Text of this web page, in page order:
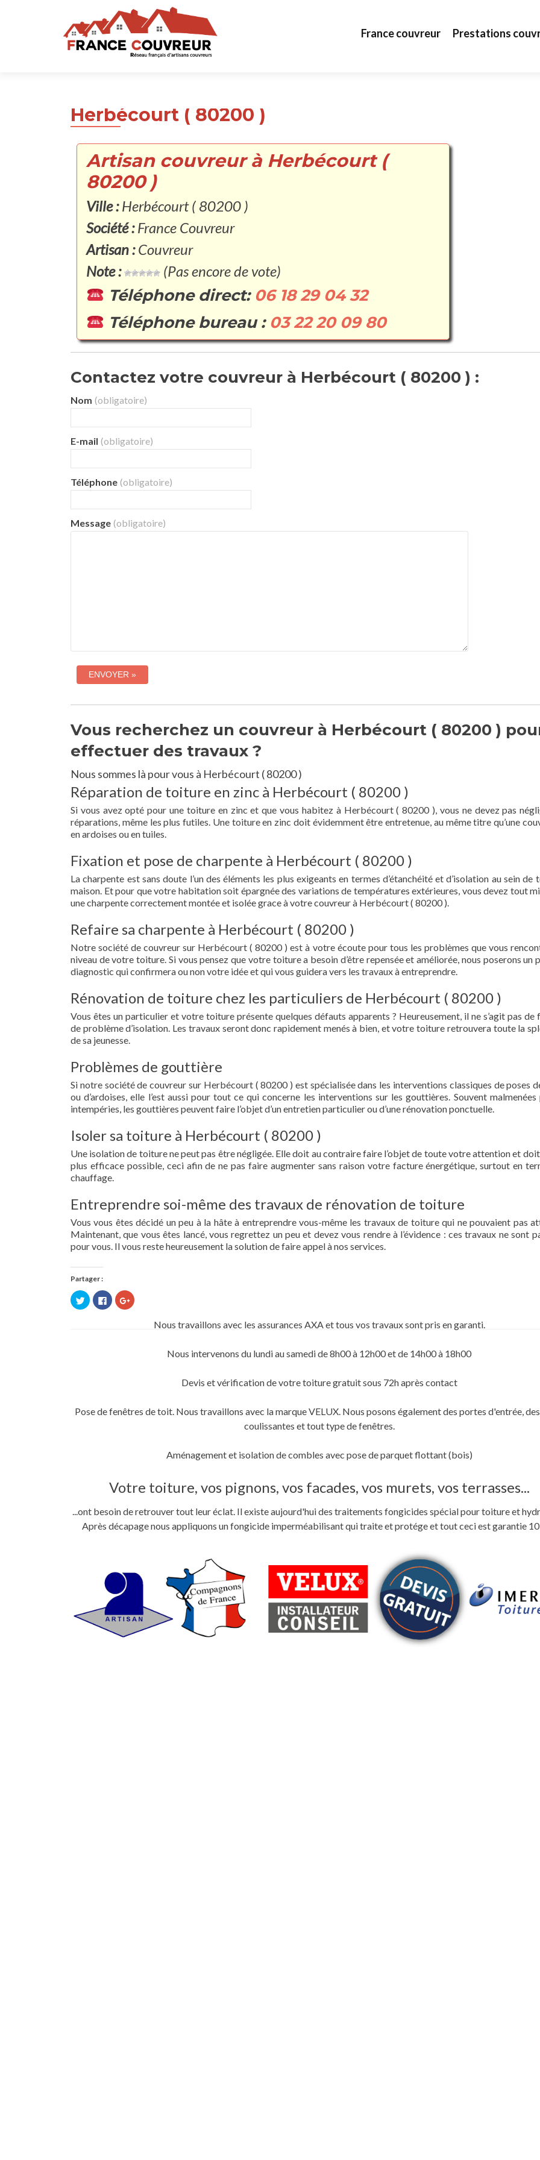
France couvreur Prestations
Herbécourt ( 80200 )
Artisan couvreur à Herbécourt (
80200 )
Ville :Herbécourt ( 80200 )
Société :France Couvreur
Artisan :Couvreur
Note :
(Pas encore de vote)
Téléphone direct: 06 18 29 04 32
Téléphone bureau : 03 22 20 09 80
Contactez votre couvreur à Herbécourt ( 80200 ) :
Nom (obligatoire)
E-mail (obligatoire)
Téléphone (obligatoire)
Message (obligatoire)
Vous recherchez un couvreur à Herbécourt ( 80200 )
effectuer des travaux ?
Nous sommes là pour vous à Herbécourt ( 80200 )
Réparation de toiture en zinc à Herbécourt ( 80200 )
Si vous avez opté pour une toiture en zinc et que vous habitez à Herbécourt ( 80200 ), vous ne devez pas
réparations, même les plus futiles. Une toiture en zinc doit évidemment être entretenue, au même titre qu’une
en ardoises ou en tuiles.
Fixation et pose de charpente à Herbécourt ( 80200 )
La charpente est sans doute l’un des éléments les plus exigeants en termes d’étanchéité et d’isolation au sein de
maison. Et pour que votre habitation soit épargnée des variations de températures extérieures, vous devez tout
une charpente correctement montée et isolée grace à votre couvreur à Herbécourt ( 80200 ).
Refaire sa charpente à Herbécourt ( 80200 )
Notre société de couvreur sur Herbécourt ( 80200 ) est à votre écoute pour tous les problèmes que vous
niveau de votre toiture. Si vous pensez que votre toiture a besoin d’être repensée et améliorée, nous poserons un
diagnostic qui confirmera ou non votre idée et qui vous guidera vers les travaux à entreprendre.
Rénovation de toiture chez les particuliers de Herbécourt ( 80200 )
Vous êtes un particulier et votre toiture présente quelques défauts apparents ? Heureusement, il ne s’agit pas de
de problème d’isolation. Les travaux seront donc rapidement menés à bien, et votre toiture retrouvera toute la
de sa jeunesse.
Problèmes de gouttière
Si notre société de couvreur sur Herbécourt ( 80200 ) est spécialisée dans les interventions classiques de poses
ou d’ardoises, elle l’est aussi pour tout ce qui concerne les interventions sur les gouttières. Souvent malmenées
intempéries, les gouttières peuvent faire l’objet d’un entretien particulier ou d’une rénovation ponctuelle.
Isoler sa toiture à Herbécourt ( 80200 )
Une isolation de toiture ne peut pas être négligée. Elle doit au contraire faire l’objet de toute votre attention et
plus efficace possible, ceci afin de ne pas faire augmenter sans raison votre facture énergétique, surtout en
chauffage.
Entreprendre soi-même des travaux de rénovation de toiture
Vous vous êtes décidé un peu à la hâte à entreprendre vous-même les travaux de toiture qui ne pouvaient pas
Maintenant, que vous êtes lancé, vous regrettez un peu et devez vous rendre à l’évidence : ces travaux ne sont
pour vous. Il vous reste heureusement la solution de faire appel à nos services.
Partager :
Cliquez
pour
partager
Cliquez
pour
partager
Facebook(ouvre
Cliquez
pour
Google+Nous travaillons avec les assurances AXA et tous vos travaux sont pris en garanti.
Nous intervenons du lundi au samedi de 8h00 à 12h00 et de 14h00 à 18h00
Devis et vérification de votre toiture gratuit sous 72h après contact
Pose de fenêtres de toit. Nous travaillons avec la marque VELUX. Nous posons également des portes d'entrée,
coulissantes et tout type de fenêtres.
Aménagement et isolation de combles avec pose de parquet flottant (bois)
Votre toiture, vos pignons, vos facades, vos murets, vos terrasses...
...ont besoin de retrouver tout leur éclat. Il existe aujourd'hui des traitements fongicides spécial pour toiture et
Après décapage nous appliquons un fongicide imperméabilisant qui traite et protége et tout ceci est garantie 10